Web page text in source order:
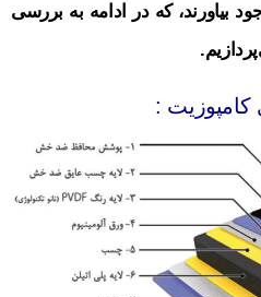
بیاورند، که در ادامه به بررسی
کامپوزیت :